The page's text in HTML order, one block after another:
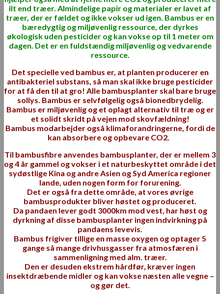
ilt end træer. Almindelige papir og materialer er lavet af
træer, der er fældet og ikke vokser ud igen. Bambus er en
bæredygtig og miljøvenlig ressource, der dyrkes
økologisk uden pesticider og kan vokse op til 1 meter om
dagen. Det er en fuldstændig miljøvenlig og vedvarende
ressource.
Det specielle ved bambus er, at planten producerer en
antibakteriel substans, så man skal ikke bruge pesticider
for at få den til at gro! Alle bambusplanter skal bare bruge
sollys. Bambus er selvfølgelig også bionedbrydelig.
Bambus er miljøvenlig og et oplagt alternativ til træ og er
et solidt skridt på vejen mod skovfældning!
Bambus modarbejder også klimaforandringerne, fordi de
kan absorbere og opbevare CO2.
Til bambusfibre anvendes bambusplanter, der er mellem 3
og 4 år gammel og vokser i et naturbeskyttet område i det
sydøstlige Kina og andre Asien og Syd America regioner
lande, uden nogen form for forurening.
Det er også fra dette område, at vores øvrige
bambusprodukter bliver høstet og produceret.
Da pandaen lever godt 3000km mod vest, har høst og
dyrkning af disse bambusplanter ingen indvirkning på
pandaens levevis.
Bambus frigiver tillige en masse oxygen og optager 5
gange så mange drivhusgasser fra atmosfæren i
sammenligning med alm. træer.
Den er desuden ekstrem hårdfør, kræver ingen
insektdræbende midler og kan vokse næsten alle vegne –
og gør det.